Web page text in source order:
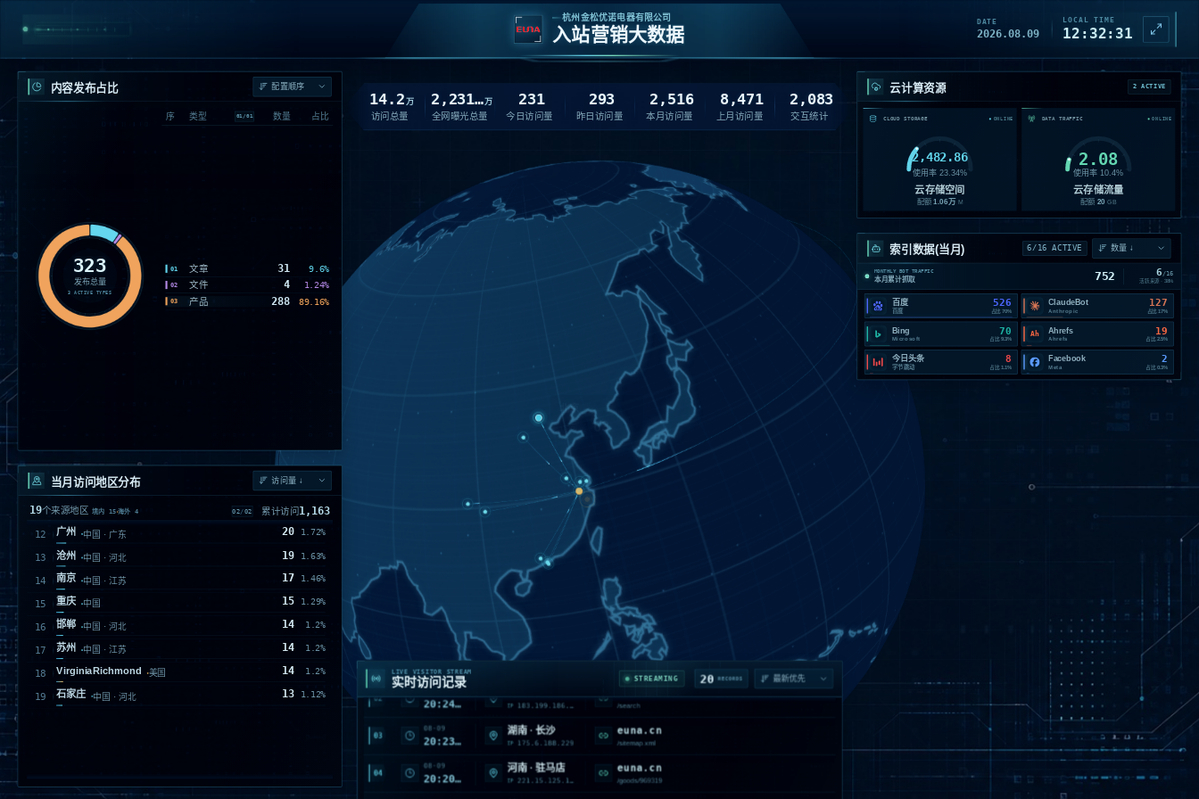
杭州金松优诺电器有限公司
入站营销大数据
DATE
2026.08.09
LOCAL TIME
12:32:33
访问量
内容发布占比
323
发布总量
3 ACTIVE TYPES
序 类型 01 /01 数量 占比
01 文章 31 9.6%
02 文件 4 1.24%
03 产品 288 89.16%
当月访问地区分布
19个来源地区 境内 15 海外 4 02/02 累计访问 1,163
12 广州 中国 · 广东 20 1.72%
13 沧州 中国 · 河北 19 1.63%
14 南京 中国 · 江苏 17 1.46%
15 重庆 中国 15 1.29%
16 邯郸 中国 · 河北 14 1.2%
17 苏州 中国 · 江苏 14 1.2%
18 VirginiaRichmond 美国 14 1.2%
19 石家庄 中国 · 河北 13 1.12%
14.2万
访问总量
2,231.16万
全网曝光总量
231
今日访问量
293
昨日访问量
2,516
本月访问量
8,471
上月访问量
2,083
交互统计
云计算资源 2 ACTIVE
CLOUD STORAGE ONLINE
2,482.86
使用率23.34%
云存储空间
配额 1.06万 M
DATA TRAFFIC ONLINE
2.08
使用率 10.4%
云存储流量
配额 20 GB
索引数据(当月) 6/16 ACTIVE
MONTHLY BOT TRAFFIC
本月累计抓取 752 6 /16
活跃来源 · 38 %
百度
百度
526
占比70%
ClaudeBot
Anthropic
127
占比17%
Bing
Microsoft
70
占比9.3%
Ah Ahrefs
Ahrefs
19
占比2.5%
今日头条
字节跳动
8
占比1.1%
Facebook
Meta
2
占比0.3%
LIVE VISITOR STREAM
实时访问记录 STREAMING 20 RECORDS
20:27:25
山西 · 阳泉
116.179.37.44
169693.saaas.com
/en/hangyezixun
20:24:42 /search
08-09 湖南 · 长沙 euna.cn
08-09 河南 · 驻马店 euna.cn
08-09 美国 · VirginiaBoydton euna.cn